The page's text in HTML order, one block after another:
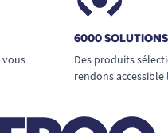
vous
6000
Des produits
rendons